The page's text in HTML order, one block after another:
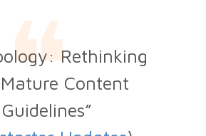
Rethinking
Content
Guidelines”